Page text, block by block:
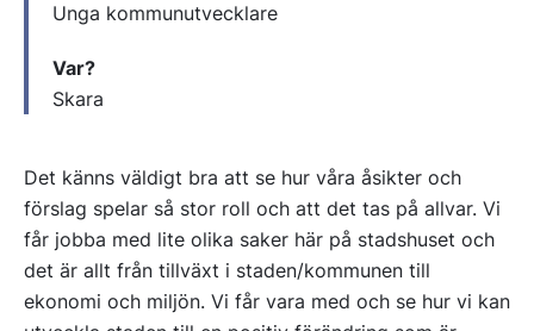
Unga kommunutvecklare
Var?
Skara
Det känns väldigt bra att se hur våra åsikter och
förslag spelar så stor roll och att det tas på allvar. Vi
får jobba med lite olika saker här på stadshuset och
det är allt från tillväxt i staden/kommunen till
ekonomi och miljön. Vi får vara med och se hur vi kan